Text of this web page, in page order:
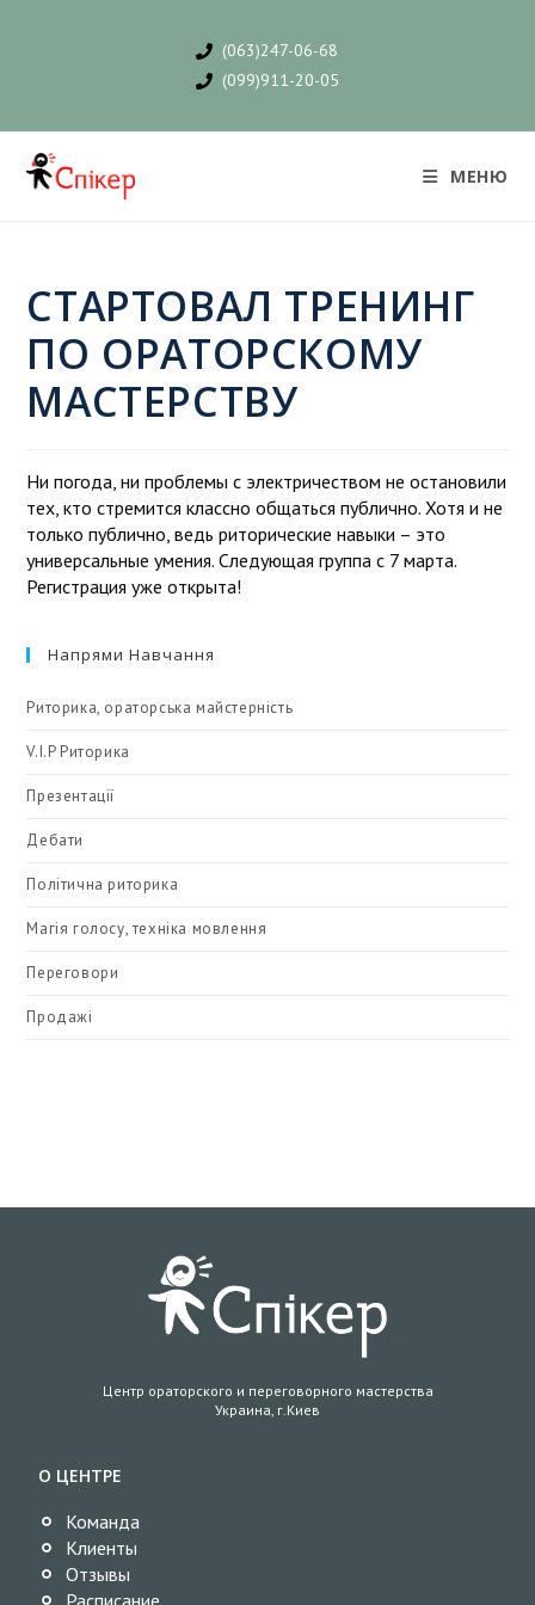
(063)247-06-68
(099)911-20-05
МЕНЮ
СТАРТОВАЛ ТРЕНИНГ
ПО ОРАТОРСКОМУ
МАСТЕРСТВУ
Ни погода, ни проблемы с электричеством не остановили
тех, кто стремится классно общаться публично. Хотя и не
только публично, ведь риторические навыки – это
универсальные умения. Следующая группа с 7 марта.
Регистрация уже открыта!
Напрями Навчання
Риторика, ораторська майстерність
V.I.P Риторика
Презентації
Дебати
Політична риторика
Магія голосу, техніка мовлення
Переговори
Продажі
Центр ораторского и переговорного мастерства
Украина, г.Киев
О ЦЕНТРЕ
Команда
Клиенты
Отзывы
Расписание